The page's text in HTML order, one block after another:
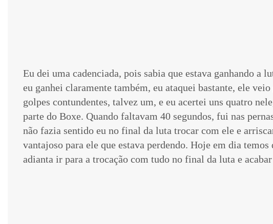
Eu dei uma cadenciada, pois sabia que estava ganhando a
eu ganhei claramente também, eu ataquei bastante, ele
golpes contundentes, talvez um, e eu acertei uns quatro
parte do Boxe. Quando faltavam 40 segundos, fui nas
não fazia sentido eu no final da luta trocar com ele e
vantajoso para ele que estava perdendo. Hoje em dia
adianta ir para a trocação com tudo no final da luta e